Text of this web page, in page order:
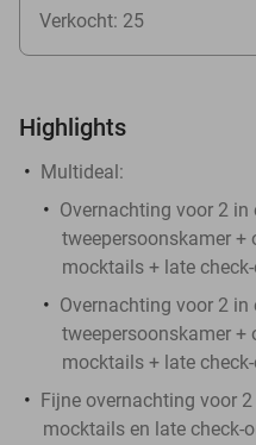
Verkocht: 25
Highlights
Multideal:
Overnachting voor 2 in
tweepersoonskamer
mocktails + late
Overnachting voor 2 in
tweepersoonskamer
mocktails + late
Fijne overnachting voor
mocktails en late check-